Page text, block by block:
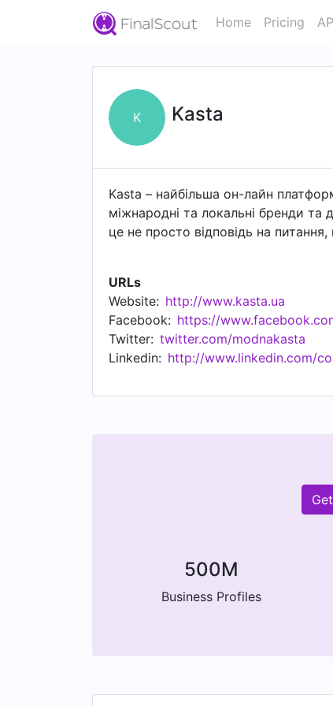
Home Pricing
K Kasta
Kasta – найбільша он-лайн
міжнародні та локальні бренди
це не просто відповідь на
щасливішими, наближає до мети,
URLs
Website: http://www.kasta.ua
Facebook: https://
Twitter: twitter.com/modnakasta
Linkedin: http://www.linkedin.com/
500M
Business Profiles